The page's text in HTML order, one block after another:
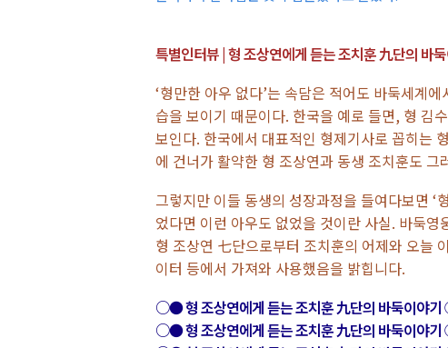
특별인터뷰 | 형 조상연에게 듣는 조치훈 九단의 바
‘형만한 아우 없다’는 속담은 적어도 바둑세계
습을 보이기 때문이다. 한국을 예로 들면, 형 김
보인다. 한국에서 대표적인 형제기사로 꼽히는
에 건너가 활약한 형 조상연과 동생 조치훈도 그
그렇지만 이들 동생의 성장과정을 들여다보면
었다면 이런 아우도 없었을 것이란 사실. 바둑
형 조상연 七단으로부터 조치훈의 어제와 오늘
이터 등에서 가져와 사용했음을 밝힙니다.
○● 형 조상연에게 듣는 조치훈 九단의 바둑이야
○● 형 조상연에게 듣는 조치훈 九단의 바둑이야